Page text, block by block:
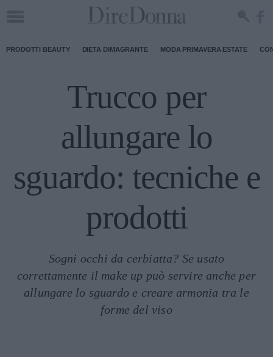
PRODOTTI BEAUTY DIETA DIMAGRANTE MODA PRIMAVERA ESTATE
Trucco per
allungare lo
sguardo: tecniche e
prodotti
Sogni occhi da cerbiatta? Se usato
correttamente il make up può servire anche per
allungare lo sguardo e creare armonia tra le
forme del viso